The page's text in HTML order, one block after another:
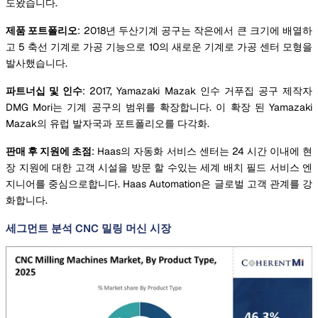
제품 포트폴리오: 2018년 두산기계 공구는 작은에서 큰 크기에 배열하
고 5 축선 기계로 가공 기능으로 10의 새로운 기계로 가공 센터 모형을
발사했습니다.
파트너십 및 인수: 2017, Yamazaki Mazak 인수 거푸집 공구 제작자
DMG Mori는 기계 공구의 범위를 확장합니다. 이 확장 된 Yamazaki
Mazak의 유럽 발자국과 포트폴리오를 다각화.
판매 후 지원에 초점: Haas의 자동화 서비스 센터는 24 시간 이내에 현
장 지원에 대한 고객 시설을 방문 할 수있는 세계 배치 필드 서비스 엔
지니어를 중심으로합니다. Haas Automation은 글로벌 고객 관계를 강
화합니다.
세그먼트 분석 CNC 밀링 머신 시장